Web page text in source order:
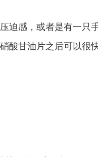
迫感，或者是有一只
酸甘油片之后可以很